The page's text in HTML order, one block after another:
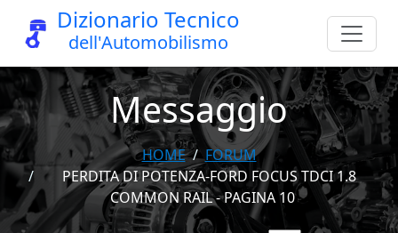
Dizionario Tecnico
dell'Automobilismo
Messaggio
HOME
FORUM
PERDITA DI POTENZA-FORD FOCUS TDCI 1.8
COMMON RAIL - PAGINA 10